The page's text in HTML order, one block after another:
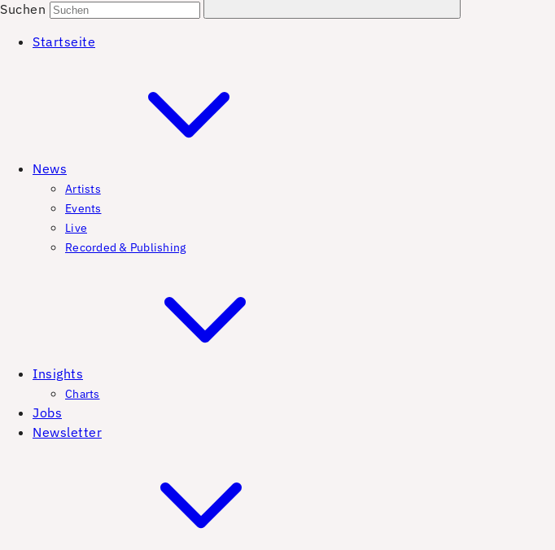
Suchen
Startseite
News
Artists
Events
Live
Recorded & Publishing
Insights
Charts
Jobs
Newsletter